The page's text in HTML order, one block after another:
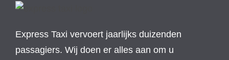
Express Taxi vervoert jaarlijks duizenden
passagiers. Wij doen er alles aan om u